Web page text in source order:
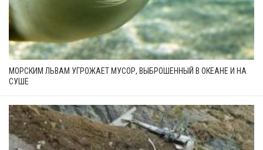
МОРСКИМ ЛЬВАМ УГРОЖАЕТ МУСОР, ВЫБРОШЕННЫЙ В ОКЕАНЕ И НА
СУШЕ